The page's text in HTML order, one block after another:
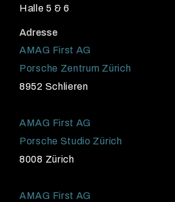
Halle 5 & 6
Adresse
AMAG First AG
Porsche Zentrum Zürich
8952 Schlieren
AMAG First AG
Porsche Studio Zürich
8008 Zürich
AMAG First AG